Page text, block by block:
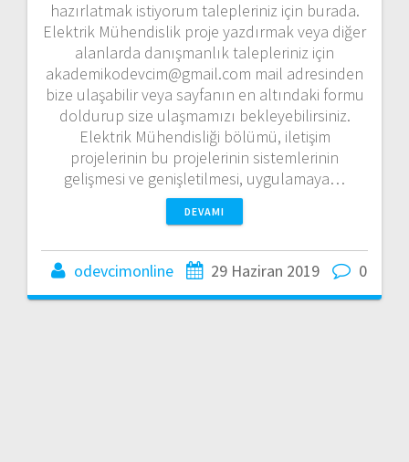
hazırlatmak istiyorum talepleriniz için burada.
Elektrik Mühendislik proje yazdırmak veya diğer
alanlarda danışmanlık talepleriniz için
akademikodevcim@gmail.com mail adresinden
bize ulaşabilir veya sayfanın en altındaki formu
doldurup size ulaşmamızı bekleyebilirsiniz.
Elektrik Mühendisliği bölümü, iletişim
projelerinin bu projelerinin sistemlerinin
gelişmesi ve genişletilmesi, uygulamaya…
DEVAMI
odevcimonline 29 Haziran 2019 0